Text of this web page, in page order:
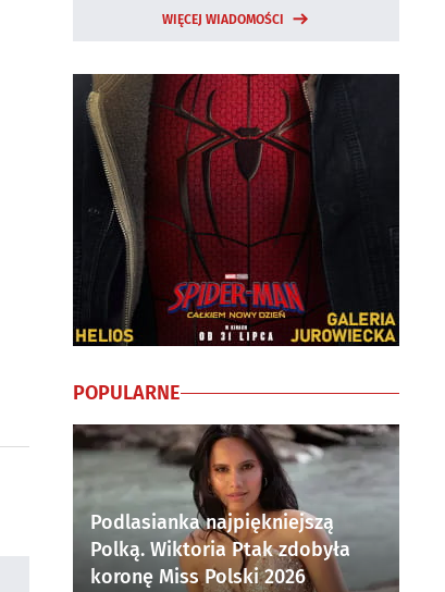
WIĘCEJ WIADOMOŚCI
POPULARNE
Podlasianka najpiękniejszą
Polką. Wiktoria Ptak zdobyła
koronę Miss Polski 2026